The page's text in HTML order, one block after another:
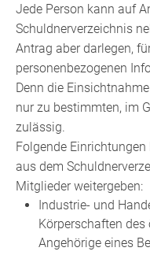
Jede Person kann auf
Schuldnerverzeichnis
Antrag aber darlegen,
personenbezogenen
Denn die
nur zu bestimmten, im
zulässig.
Folgende Einrichtungen
aus dem
Mitglieder weitergeben:
Industrie- und
Körperschaften
Angehörige eines